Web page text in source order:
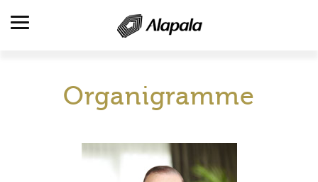
VUE D’ENSEMBLEOrganigramme